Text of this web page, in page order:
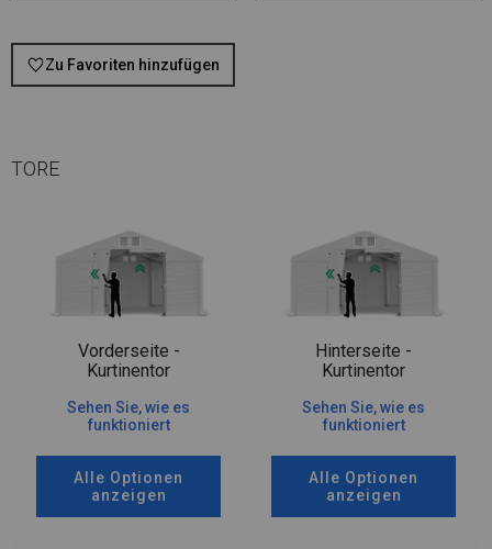
Zu Favoriten hinzufügen
TORE
Vorderseite -
Kurtinentor
Sehen Sie, wie es
funktioniert
Alle Optionen
anzeigen
Hinterseite -
Kurtinentor
Sehen Sie, wie es
funktioniert
Alle Optionen
anzeigen